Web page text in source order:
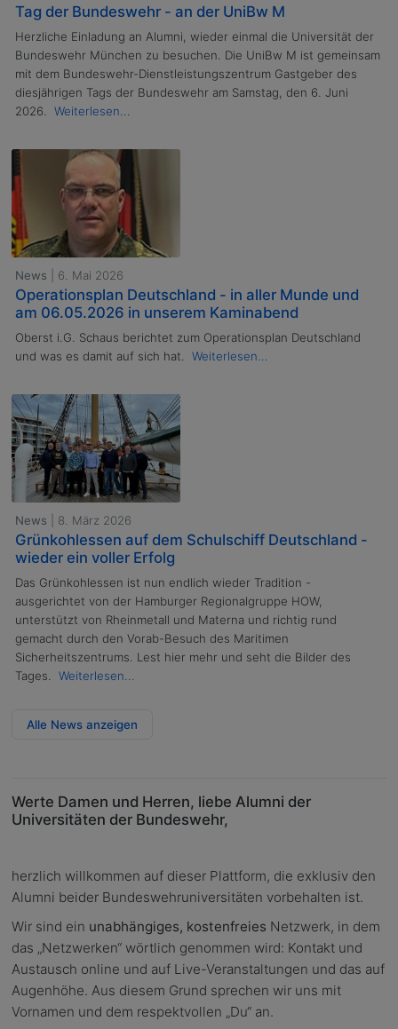
Tag der Bundeswehr - an der UniBw M
Herzliche Einladung an Alumni, wieder einmal die Universität der
Bundeswehr München zu besuchen. Die UniBw M ist gemeinsam
mit dem Bundeswehr-Dienstleistungszentrum Gastgeber des
diesjährigen Tags der Bundeswehr am Samstag, den 6. Juni
2026. Weiterlesen...
News | 6. Mai 2026
Operationsplan Deutschland - in aller Munde und
am 06.05.2026 in unserem Kaminabend
Oberst i.G. Schaus berichtet zum Operationsplan Deutschland
und was es damit auf sich hat. Weiterlesen...
News | 8. März 2026
Grünkohlessen auf dem Schulschiff Deutschland -
wieder ein voller Erfolg
Das Grünkohlessen ist nun endlich wieder Tradition -
ausgerichtet von der Hamburger Regionalgruppe HOW,
unterstützt von Rheinmetall und Materna und richtig rund
gemacht durch den Vorab-Besuch des Maritimen
Sicherheitszentrums. Lest hier mehr und seht die Bilder des
Tages. Weiterlesen...
Alle News anzeigen
Werte Damen und Herren, liebe Alumni der
Universitäten der Bundeswehr,
herzlich willkommen auf dieser Plattform, die exklusiv den
Alumni beider Bundeswehruniversitäten vorbehalten ist.
Wir sind ein unabhängiges, kostenfreies Netzwerk, in dem
das „Netzwerken“ wörtlich genommen wird: Kontakt und
Austausch online und auf Live-Veranstaltungen und das auf
Augenhöhe. Aus diesem Grund sprechen wir uns mit
Vornamen und dem respektvollen „Du“ an.